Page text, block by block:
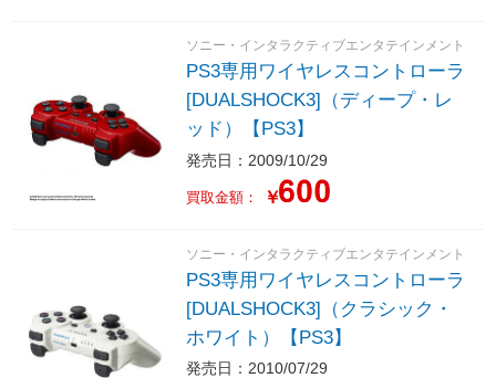
ソニー・インタラクティブエンタテインメント
PS3専用ワイヤレスコントローラ
[DUALSHOCK3]（ディープ・レ
ッド）【PS3】
発売日：2009/10/29
買取金額： ￥
ソニー・インタラクティブエンタテインメント
PS3専用ワイヤレスコントローラ
[DUALSHOCK3]（クラシック・
ホワイト）【PS3】
発売日：2010/07/29